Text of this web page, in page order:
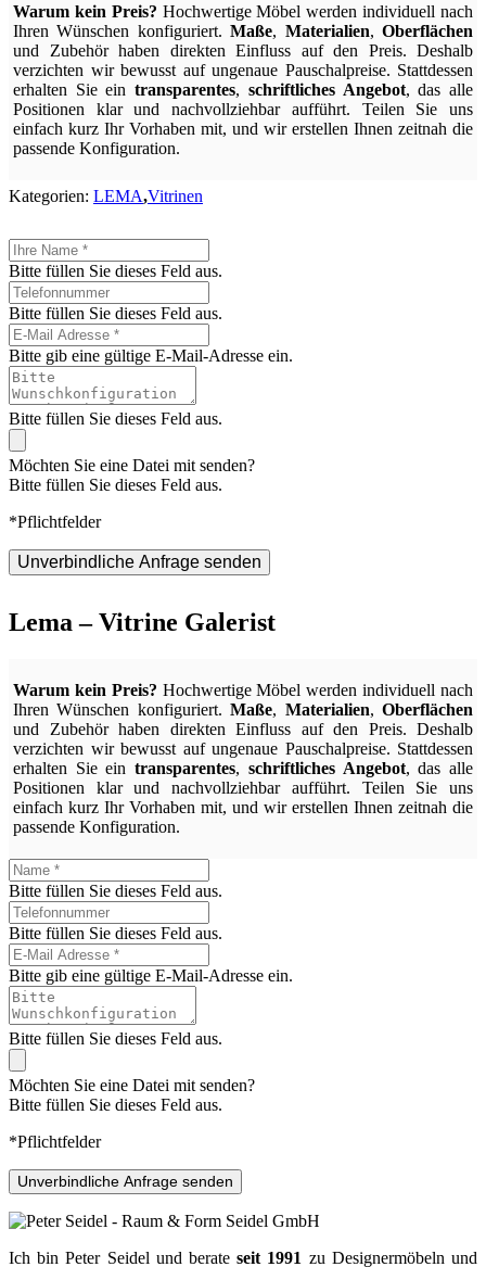
Warum kein Preis? Hochwertige Möbel werden individuell nach
Ihren Wünschen konfiguriert.Maße, Materialien,Oberflächen
und Zubehör haben direkten Einfluss auf den Preis. Deshalb
verzichten wir bewusst auf ungenaue Pauschalpreise. Stattdessen
erhalten Sie eintransparentes, schriftliches Angebot, das alle
Positionen klar und nachvollziehbar aufführt. Teilen Sie uns
einfach kurz Ihr Vorhaben mit, und wir erstellen Ihnen zeitnah die
passende Konfiguration.
Kategorien: LEMA,Vitrinen
Bitte füllen Sie dieses Feld aus.
Bitte füllen Sie dieses Feld aus.
Bitte gib eine gültige E-Mail-Adresse ein.
Bitte füllen Sie dieses Feld aus.
Möchten Sie eine Datei mit senden?
Bitte füllen Sie dieses Feld aus.
*Pflichtfelder
Unverbindliche Anfrage senden
Lema – Vitrine Galerist
Warum kein Preis? Hochwertige Möbel werden individuell nach
Ihren Wünschen konfiguriert.Maße, Materialien,Oberflächen
und Zubehör haben direkten Einfluss auf den Preis. Deshalb
verzichten wir bewusst auf ungenaue Pauschalpreise. Stattdessen
erhalten Sie eintransparentes, schriftliches Angebot, das alle
Positionen klar und nachvollziehbar aufführt. Teilen Sie uns
einfach kurz Ihr Vorhaben mit, und wir erstellen Ihnen zeitnah die
passende Konfiguration.
Bitte füllen Sie dieses Feld aus.
Bitte füllen Sie dieses Feld aus.
Bitte gib eine gültige E-Mail-Adresse ein.
Bitte füllen Sie dieses Feld aus.
Möchten Sie eine Datei mit senden?
Bitte füllen Sie dieses Feld aus.
*Pflichtfelder
Unverbindliche Anfrage senden
Ich bin Peter Seidel und berateseit 1991 zu Designermöbeln und